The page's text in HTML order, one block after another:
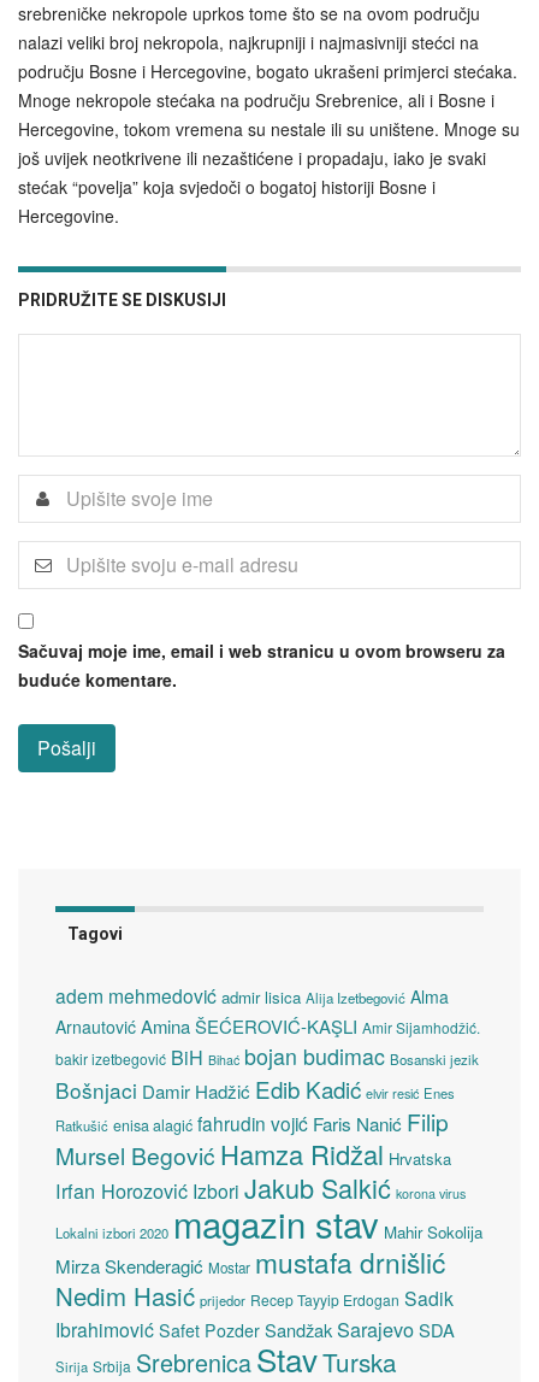
srebreničke nekropole uprkos tome što se na ovom području
nalazi veliki broj nekropola, najkrupniji i najmasivniji stećci na
području Bosne i Hercegovine, bogato ukrašeni primjerci stećaka.
Mnoge nekropole stećaka na području Srebrenice, ali i Bosne i
Hercegovine, tokom vremena su nestale ili su uništene. Mnoge su
još uvijek neotkrivene ili nezaštićene i propadaju, iako je svaki
stećak “povelja” koja svjedoči o bogatoj historiji Bosne i
Hercegovine.
PRIDRUŽITE SE DISKUSIJI
Sačuvaj moje ime, email i web stranicu u ovom browseru za
buduće komentare.
Tagovi
adem mehmedović admir lisica Alija Izetbegović Alma
Arnautović Amina ŠEĆEROVIĆ-KAŞLI Amir Sijamhodžić.
bakir izetbegović BiH Bihać bojan budimac Bosanski jezik
Bošnjaci Damir Hadžić Edib Kadić elvir resić Enes
Ratkušić enisa alagić fahrudin vojić Faris Nanić Filip
Mursel Begović Hamza Ridžal Hrvatska
Irfan Horozović Izbori Jakub Salkić korona virus
Lokalni izbori 2020 magazin stav Mahir Sokolija
Mirza Skenderagić Mostar mustafa drnišlić
Nedim Hasić prijedor Recep Tayyip Erdogan Sadik
Ibrahimović Safet Pozder SandžakSarajevoSDA
Sirija Srbija SrebrenicaStavTurska